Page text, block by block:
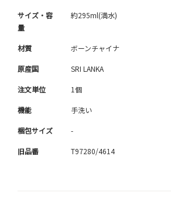
サイズ・容
量
約295ml(満水)
材質 ボーンチャイナ
原産国 SRI LANKA
注文単位 1個
機能 手洗い
梱包サイズ -
旧品番 T97280/4614